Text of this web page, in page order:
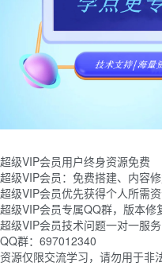
冒险游戏。在游戏中你将
向你那背叛人类的姐姐复
级VIP会员用户终身资源免费
级VIP会员：免费搭建、内容
级VIP会员优先获得个人所需
级VIP会员专属QQ群，版本修
级VIP会员技术问题一对一服
群：697012340
源仅限交流学习，请勿用于非